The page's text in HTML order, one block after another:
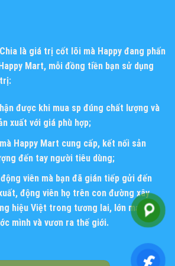
là giá trị cốt lõi mà Happy đang phấn
Mart, mỗi đồng tiền bạn sử dụng
được khi mua sp đúng chất lượng và
xuất với giá phù hợp;
Happy Mart cung cấp, kết nối sản
đến tay người tiêu dùng;
viên mà bạn đã gián tiếp gửi đến
động viên họ trên con đường xây
hiệu Việt trong tương lai, lớn mạnh
mình và vươn ra thế giới.